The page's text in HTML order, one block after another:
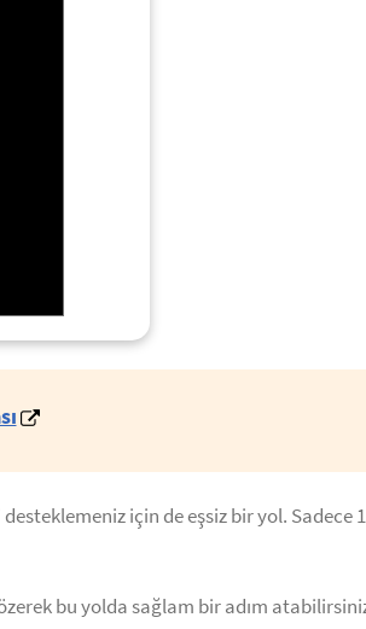
için de eşsiz bir yol. Sadece
bu yolda sağlam bir adım